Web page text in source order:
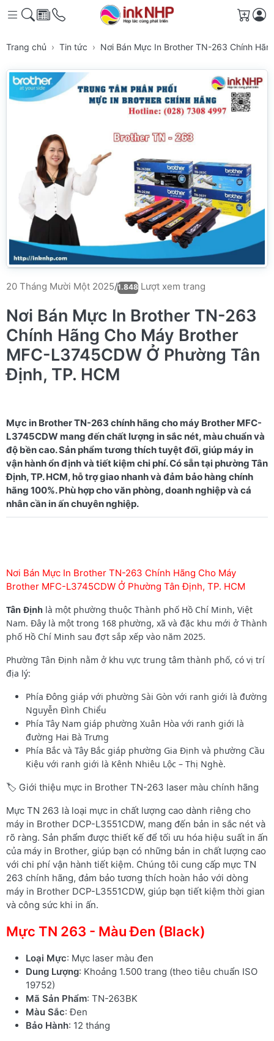
Giỏ
Trang chủ Tin tức Nơi Bán Mực In Brother TN-263 Chính
20 Tháng Mười Một 2025/1.848 Lượt xem trang
Nơi Bán Mực In Brother TN-263
Chính Hãng Cho Máy Brother
MFC-L3745CDW Ở Phường Tân
Định, TP. HCM
Mực in Brother TN-263 chính hãng cho máy Brother MFC-
L3745CDW mang đến chất lượng in sắc nét, màu chuẩn và
độ bền cao. Sản phẩm tương thích tuyệt đối, giúp máy in
vận hành ổn định và tiết kiệm chi phí. Có sẵn tại phường Tân
Định, TP. HCM, hỗ trợ giao nhanh và đảm bảo hàng chính
hãng 100%. Phù hợp cho văn phòng, doanh nghiệp và cá
Nơi Bán Mực In Brother TN-263 Chính Hãng Cho Máy
Brother MFC-L3745CDW Ở Phường Tân Định, TP. HCM
Tân Định là một phường thuộc Thành phố Hồ Chí Minh, Việt
Nam. Đây là một trong 168 phường, xã và đặc khu mới ở Thành
phố Hồ Chí Minh sau đợt sắp xếp vào năm 2025.
Phường Tân Định nằm ở khu vực trung tâm thành phố, có vị trí
địa lý:
Phía Đông giáp với phường Sài Gòn với ranh giới là đường
Nguyễn Đình Chiểu
Phía Tây Nam giáp phường Xuân Hòa với ranh giới là
đường Hai Bà Trưng
Phía Bắc và Tây Bắc giáp phường Gia Định và phường Cầu
Kiệu với ranh giới là Kênh Nhiêu Lộc – Thị Nghè.
🏷️ Giới thiệu mực in Brother TN-263 laser màu chính hãng
Mực TN 263 là loại mực in chất lượng cao dành riêng cho
máy in Brother DCP-L3551CDW, mang đến bản in sắc nét và
rõ ràng. Sản phẩm được thiết kế để tối ưu hóa hiệu suất in ấn
của máy in Brother, giúp bạn có những bản in chất lượng cao
với chi phí vận hành tiết kiệm. Chúng tôi cung cấp mực TN
263 chính hãng, đảm bảo tương thích hoàn hảo với dòng
máy in Brother DCP-L3551CDW, giúp bạn tiết kiệm thời gian
và công sức khi in ấn.
Mực TN 263 - Màu Đen (Black)
Loại Mực: Mực laser màu đen
Dung Lượng: Khoảng 1.500 trang (theo tiêu chuẩn ISO
19752)
Mã Sản Phẩm: TN-263BK
Màu Sắc: Đen
Bảo Hành: 12 tháng